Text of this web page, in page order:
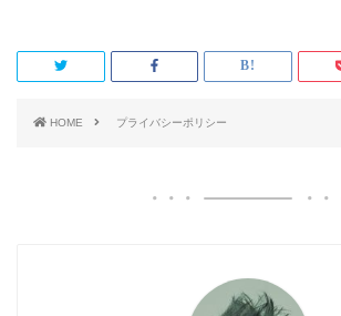
HOME プライバシーポリシー